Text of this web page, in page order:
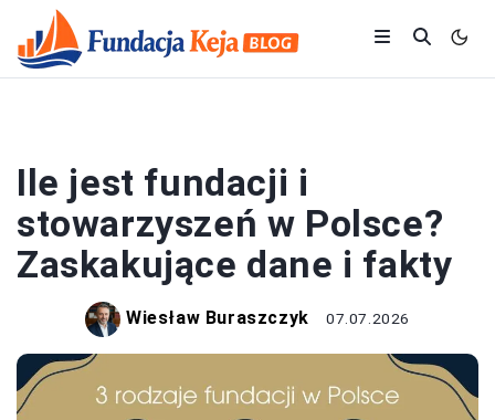
Ile jest fundacji i
stowarzyszeń w Polsce?
Zaskakujące dane i fakty
Wiesław Buraszczyk 07.07.2026